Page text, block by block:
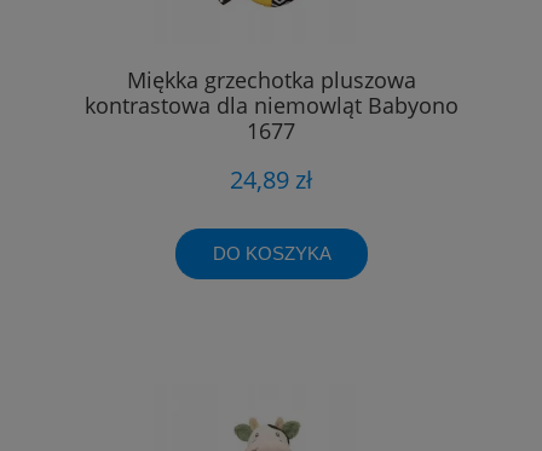
Miękka grzechotka pluszowa
kontrastowa dla niemowląt Babyono
1677
24,89 zł
DO KOSZYKA